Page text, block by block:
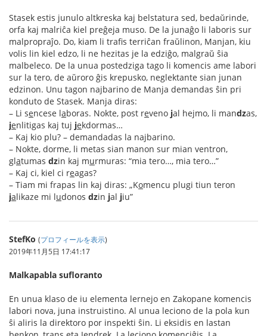
Stasek estis junulo altkreska kaj belstatura sed, bedaŭrinde,
orfa kaj malriĉa kiel preĝeja muso. De la junaĝo li laboris sur
malpropraĵo. Do, kiam li trafis terriĉan fraŭlinon, Manjan, kiu
volis lin kiel edzo, li ne hezitas je la edziĝo, malgraŭ ŝia
malbeleco. De la unua postedziga tago li komencis ame labori
sur la tero, de aŭroro ĝis krepusko, neglektante sian junan
edzinon. Unu tagon najbarino de Manja demandas ŝin pri
konduto de Stasek. Manja diras:
– Li sencese laboras. Nokte, post reveno jal hejmo, li mandzas,
jenlitigas kaj tuj jekdormas…
– Kaj kio plu? – demandadas la najbarino.
– Nokte, dorme, li metas sian manon sur mian ventron,
glatumas dzin kaj murmuras: “mia tero…, mia tero…”
– Kaj ci, kiel ci reagas?
– Tiam mi frapas lin kaj diras: „Komencu plugi tiun teron
jalikaze mi ludonos dzin jal jiu”
StefKo (プロフィールを表示)
2019年11月5日 17:41:17
Malkapabla sufloranto
En unua klaso de iu elementa lernejo en Zakopane komencis
labori nova, juna instruistino. Al unua leciono de la pola kun
ŝi aliris la direktoro por inspekti ŝin. Li eksidis en lastan